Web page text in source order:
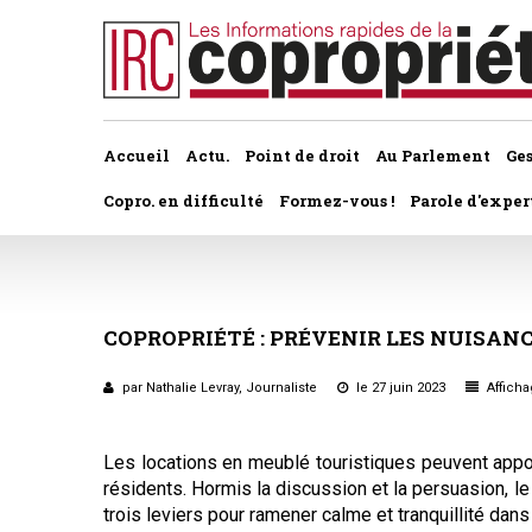
Accueil Actu.
•
•
Point de droit Au Parlement
Association syndicale de
Application du statut
Convocations
Pouvoirs
Vote des résolutions
Copro. en difficulté Formez-vous ! Parole
COPROPRIÉTÉ : PRÉVENIR LES
par Nathalie Levray, Journaliste le 27 juin 2023
Les locations en meublé touristiques peuvent
résidents. Hormis la discussion et la persuasion,
trois leviers pour ramener calme et tranquillité dans